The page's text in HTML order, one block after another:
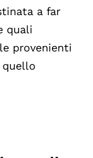
a far
quali
provenienti
quello